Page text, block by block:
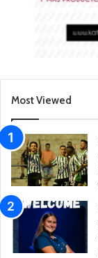
Most Viewed